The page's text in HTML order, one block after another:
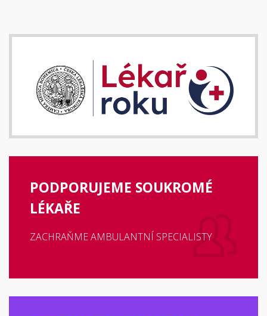
PODPORUJEME SOUKROMÉ
LÉKAŘE
ZACHRAŇME AMBULANTNÍ SPECIALISTY